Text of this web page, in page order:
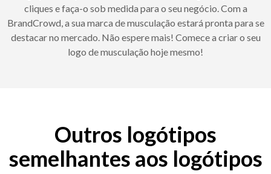
cliques e faça-o sob medida para o seu negócio. Com a
BrandCrowd, a sua marca de musculação estará pronta para se
destacar no mercado. Não espere mais! Comece a criar o seu
logo de musculação hoje mesmo!
Outros logótipos
semelhantes aos logótipos